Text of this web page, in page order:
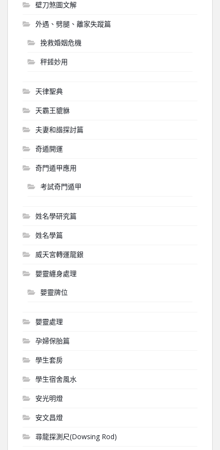
壁刀煞圖文解
外遇、劈腿、離家失蹤篇
挽救婚姻危機
秤錘妙用
天律聖典
天霸王貔貅
夫妻和諧探討篇
奇遁開運
奇門遁甲應用
考試奇門遁甲
姓名學研究篇
姓名學篇
威天宮轉運龍銀
嬰靈纏身處理
嬰靈牌位
嬰靈處理
孕婦保胎篇
學生套房
學生宿舍風水
安光明燈
安文昌燈
尋龍探測尺(Dowsing Rod)